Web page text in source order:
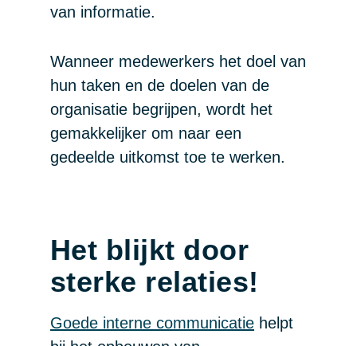
van informatie.
Wanneer medewerkers het doel van
hun taken en de doelen van de
organisatie begrijpen, wordt het
gemakkelijker om naar een
gedeelde uitkomst toe te werken.
Het blijkt door
sterke relaties!
Goede interne communicatie helpt